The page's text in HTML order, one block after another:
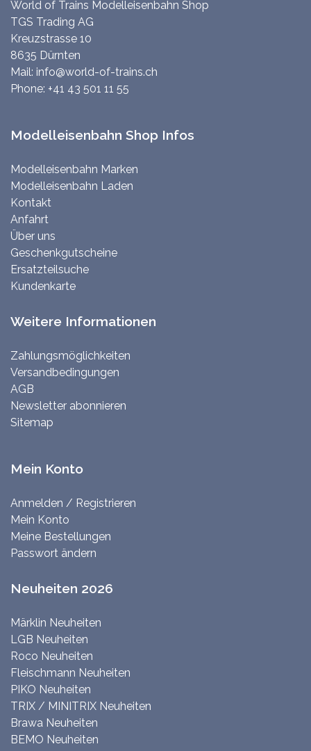
World of Trains Modelleisenbahn Shop
TGS Trading AG
Kreuzstrasse 10
8635 Dürnten
Mail: info@world-of-trains.ch
Phone: +41 43 501 11 55
Modelleisenbahn Shop Infos
Modelleisenbahn Marken
Modelleisenbahn Laden
Kontakt
Anfahrt
Über uns
Geschenkgutscheine
Ersatzteilsuche
Kundenkarte
Weitere Informationen
Zahlungsmöglichkeiten
Versandbedingungen
AGB
Newsletter abonnieren
Sitemap
Mein Konto
Anmelden / Registrieren
Mein Konto
Meine Bestellungen
Passwort ändern
Neuheiten 2026
Märklin Neuheiten
LGB Neuheiten
Roco Neuheiten
Fleischmann Neuheiten
PIKO Neuheiten
TRIX / MINITRIX Neuheiten
Brawa Neuheiten
BEMO Neuheiten